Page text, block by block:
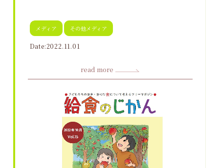
メディア その他メディア
Date:2022.11.01
read more